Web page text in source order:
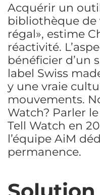
Acquérir un
bibliothèque de
régal», estime
réactivité.
bénéficier d’un
label Swiss
y une vraie
mouvements.
Watch? Parler
Tell Watch en
l’équipe AiM
permanence.